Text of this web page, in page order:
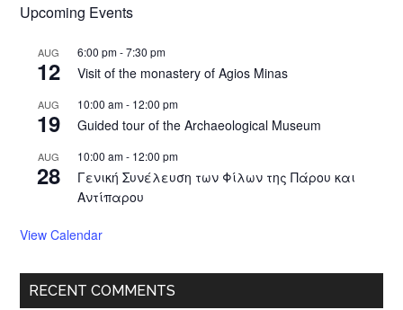
Upcoming Events
AUG
12
6:00 pm-7:30 pm
Visit of the monastery of Agios Minas
AUG
19
10:00 am- 12:00 pm
Guided tour of the Archaeological Museum
AUG
28
10:00 am- 12:00 pm
Γενική Συνέλευση των Φίλων της Πάρου και
Αντίπαρου
View Calendar
RECENT COMMENTS